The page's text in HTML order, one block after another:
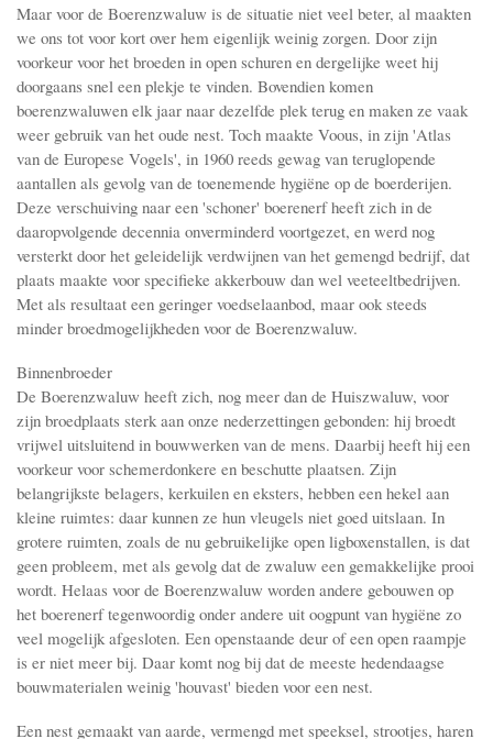
Maar voor de Boerenzwaluw is de situatie niet veel beter, al maakten
we ons tot voor kort over hem eigenlijk weinig zorgen. Door zijn
voorkeur voor het broeden in open schuren en dergelijke weet hij
doorgaans snel een plekje te vinden. Bovendien komen
boerenzwaluwen elk jaar naar dezelfde plek terug en maken ze vaak
weer gebruik van het oude nest. Toch maakte Voous, in zijn 'Atlas
van de Europese Vogels', in 1960 reeds gewag van teruglopende
aantallen als gevolg van de toenemende hygiëne op de boerderijen.
Deze verschuiving naar een 'schoner' boerenerf heeft zich in de
daarop­volgende decennia onverminderd voortgezet, en werd nog
versterkt door het geleide­lijk verdwijnen van het gemengd bedrijf, dat
plaats maakte voor specifieke akkerbouw dan wel veeteeltbedrijven.
Met als resultaat een geringer voedselaanbod, maar ook steeds
minder broedmogelijkheden voor de Boerenzwaluw.
Binnenbroeder
De Boerenzwaluw heeft zich, nog meer dan de Huiszwaluw, voor
zijn broedplaats sterk aan onze nederzettingen gebonden: hij broedt
vrijwel uitsluitend in bouwwerken van de mens. Daarbij heeft hij een
voorkeur voor schemerdonkere en beschutte plaatsen. Zijn
belangrijkste belagers, kerkuilen en eksters, hebben een hekel aan
kleine ruimtes: daar kunnen ze hun vleugels niet goed uitslaan. In
grotere ruimten, zoals de nu gebruikelijke open ligboxenstallen, is dat
geen probleem, met als gevolg dat de zwaluw een gemakkelijke prooi
wordt. Helaas voor de Boerenzwaluw worden andere gebouwen op
het boerenerf tegenwoordig onder andere uit oogpunt van hygiëne zo
veel mogelijk afgesloten. Een openstaande deur of een open raampje
is er niet meer bij. Daar komt nog bij dat de meeste hedendaagse
bouwmaterialen weinig 'houvast' bieden voor een nest.
Een nest gemaakt van aarde, vermengd met speeksel, strootjes, haren